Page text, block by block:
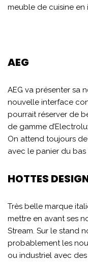
meuble de cuisine en
AEG
AEG va présenter sa
nouvelle interface
pourrait réserver de
de gamme
On attend toujours
avec le panier du
HOTTES
Très belle marque
mettre en avant ses
Stream. Sur le stand
probablement les
ou industriel avec